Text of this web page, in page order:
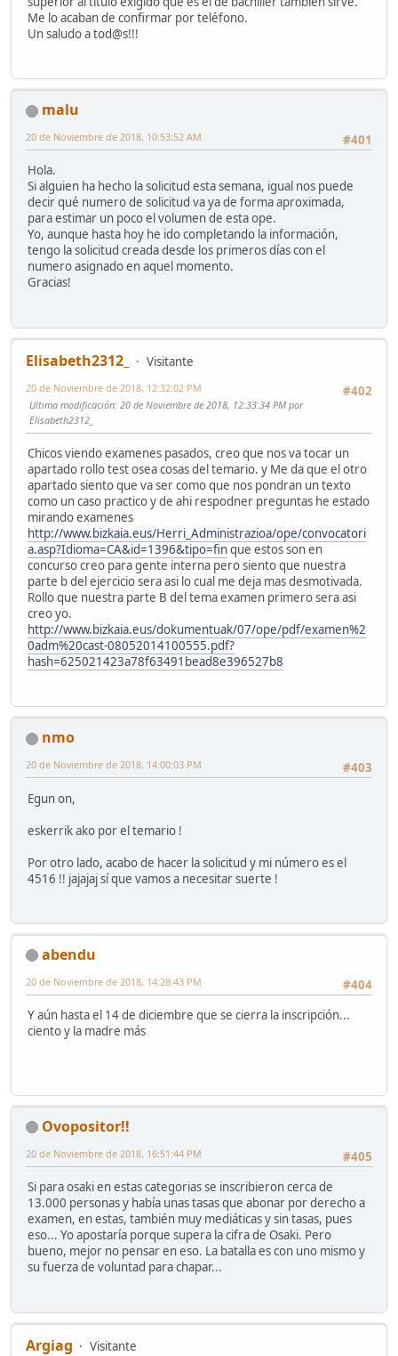
Me lo acaban de confirmar por teléfono.
Un saludo a tod@s!!!
malu
#401
20 de Noviembre de 2018, 10:53:52 AM
Hola.
Si alguien ha hecho la solicitud esta semana, igual nos puede
decir qué numero de solicitud va ya de forma aproximada,
para estimar un poco el volumen de esta ope.
Yo, aunque hasta hoy he ido completando la información,
tengo la solicitud creada desde los primeros días con el
numero asignado en aquel momento.
Gracias!
Elisabeth2312_
Visitante
#402
20 de Noviembre de 2018, 12:32:02 PM
Ultima modificación: 20 de Noviembre de 2018, 12:33:34 PM por
Elisabeth2312_
Chicos viendo examenes pasados, creo que nos va tocar un
apartado rollo test osea cosas del temario. y Me da que el otro
apartado siento que va ser como que nos pondran un texto
como un caso practico y de ahi respodner preguntas he estado
mirando examenes
http://www.bizkaia.eus/Herri_Administrazioa/ope/convocatori
a.asp?Idioma=CA&id=1396&tipo=finque estos son en
concurso creo para gente interna pero siento que nuestra
parte b del ejercicio sera asi lo cual me deja mas desmotivada.
Rollo que nuestra parte B del tema examen primero sera asi
creo yo.
http://www.bizkaia.eus/dokumentuak/07/ope/pdf/examen%2
0adm%20cast-08052014100555.pdf?
hash=625021423a78f63491bead8e396527b8
nmo
#403
20 de Noviembre de 2018, 14:00:03 PM
Egun on,
eskerrik ako por el temario !
Por otro lado, acabo de hacer la solicitud y mi número es el
4516 !! jajajaj sí que vamos a necesitar suerte !
abendu
#404
20 de Noviembre de 2018, 14:28:43 PM
Y aún hasta el 14 de diciembre que se cierra la inscripción...
ciento y la madre más
Ovopositor!!
#405
20 de Noviembre de 2018, 16:51:44 PM
Si para osaki en estas categorias se inscribieron cerca de
13.000 personas y había unas tasas que abonar por derecho a
examen, en estas, también muy mediáticas y sin tasas, pues
eso... Yo apostaría porque supera la cifra de Osaki. Pero
bueno, mejor no pensar en eso. La batalla es con uno mismo y
su fuerza de voluntad para chapar...
Argiag
Visitante